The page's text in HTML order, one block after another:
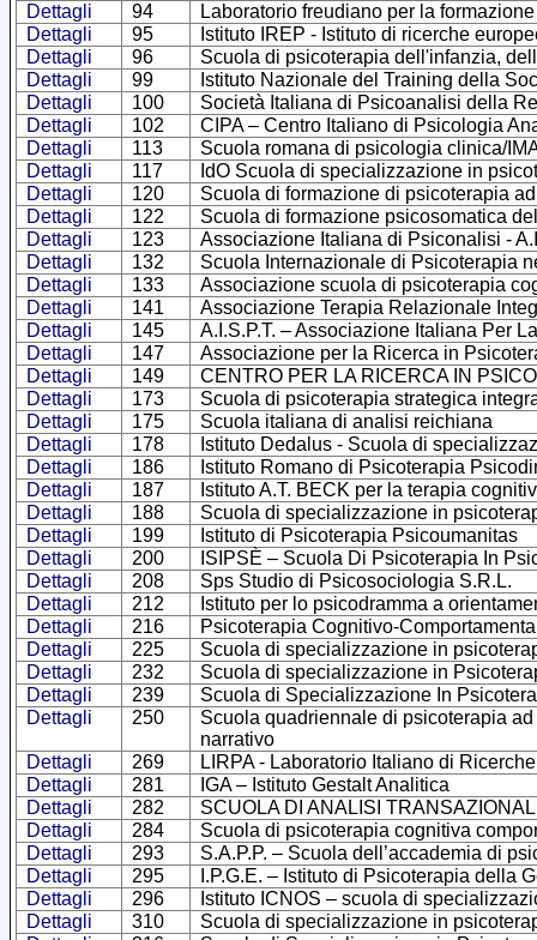
Dettagli
94
Laboratorio freudiano per la
Dettagli
95
Istituto IREP - Istituto di ricerche
Dettagli
96
Scuola di psicoterapia dell'infanzia,
Dettagli
99
Istituto Nazionale del Training della
Dettagli
100
Società Italiana di Psicoanalisi della
Dettagli
102
CIPA – Centro Italiano di Psicologia
Dettagli
113
Scuola romana di psicologia clinica/
Dettagli
117
IdO Scuola di specializzazione in
Dettagli
120
Scuola di formazione di psicoterapia
Dettagli
122
Scuola di formazione psicosomatica
Dettagli
123
Associazione Italiana di Psiconalisi -
Dettagli
132
Scuola Internazionale di Psicoterapia
Dettagli
133
Associazione scuola di psicoterapia
Dettagli
141
Associazione Terapia Relazionale
Dettagli
145
A.I.S.P.T. – Associazione Italiana Per
Dettagli
147
Associazione per la Ricerca in
Dettagli
149
CENTRO PER LA RICERCA IN
Dettagli
173
Scuola di psicoterapia strategica
Dettagli
175
Scuola italiana di analisi reichiana
Dettagli
178
Istituto Dedalus - Scuola di
Dettagli
186
Istituto Romano di Psicoterapia
Dettagli
187
Istituto A.T. BECK per la terapia
Dettagli
188
Scuola di specializzazione in
Dettagli
199
Istituto di Psicoterapia Psicoumanitas
Dettagli
200
ISIPSÈ – Scuola Di Psicoterapia In
Dettagli
208
Sps Studio di Psicosociologia S.R.L.
Dettagli
212
Istituto per lo psicodramma a
Dettagli
216
Psicoterapia Cognitivo-
Dettagli
225
Scuola di specializzazione in
Dettagli
232
Scuola di specializzazione in
Dettagli
239
Scuola di Specializzazione In
Dettagli
250
Scuola quadriennale di psicoterapia
narrativo
Dettagli
269
LIRPA - Laboratorio Italiano di
Dettagli
281
IGA – Istituto Gestalt Analitica
Dettagli
282
SCUOLA DI ANALISI
Dettagli
284
Scuola di psicoterapia cognitiva
Dettagli
293
S.A.P.P. – Scuola dell’accademia di
Dettagli
295
I.P.G.E. – Istituto di Psicoterapia della
Dettagli
296
Istituto ICNOS – scuola di
Dettagli
310
Scuola di specializzazione in